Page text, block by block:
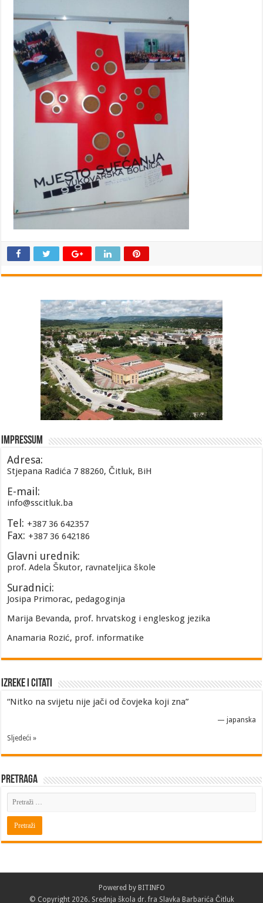
Impressum
Adresa:
Stjepana Radića 7 88260, Čitluk, BiH
E-mail:
info@sscitluk.ba
Tel: +387 36 642357
Fax: +387 36 642186
Glavni urednik:
prof. Adela Škutor, ravnateljica škole
Suradnici:
Josipa Primorac, pedagoginja
Marija Bevanda, prof. hrvatskog i engleskog jezika
Anamaria Rozić, prof. informatike
Izreke i Citati
“Nitko na svijetu nije jači od čovjeka koji zna”
— japanska
Sljedeći »
Pretraga
Powered by BITINFO
© Copyright 2026. Srednja škola dr. fra Slavka Barbarića Čitluk